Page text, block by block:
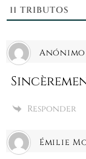
11 TRIBUTOS
Anónimo
Responder
Émilie